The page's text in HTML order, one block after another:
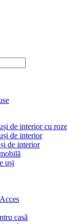
de interior cu
de interior
de interior
uși
casă